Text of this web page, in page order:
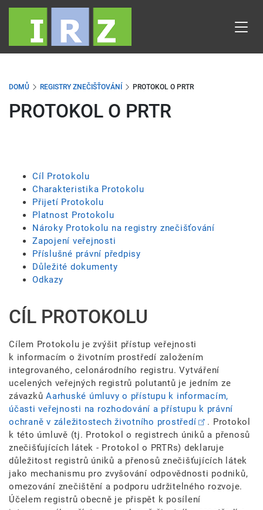
Přejít
obsahu
DOMŮ REGISTRY ZNEČIŠŤOVÁNÍ PROTOKOL O PRTR
PROTOKOL O PRTR
Cíl Protokolu
Charakteristika Protokolu
Přijetí Protokolu
Platnost Protokolu
Nároky Protokolu na registry znečišťování
Zapojení veřejnosti
Příslušné právní předpisy
Důležité dokumenty
Odkazy
CÍL PROTOKOLU
Cílem Protokolu je zvýšit přístup veřejnosti
k informacím o životním prostředí založením
integrovaného, celonárodního registru. Vytváření
ucelených veřejných registrů polutantů je jedním ze
závazků Aarhuské úmluvy o přístupu k informacím,
účasti veřejnosti na rozhodování a přístupu k právní
ochraně v záležitostech životního prostředí
. Protokol
k této úmluvě (tj. Protokol o registrech úniků a přenosů
znečišťujících látek - Protokol o PRTRs) deklaruje
důležitost registrů úniků a přenosů znečišťujících látek
jako mechanismu pro zvyšování odpovědnosti podniků,
omezování znečištění a podporu udržitelného rozvoje.
Účelem registrů obecně je přispět k posílení